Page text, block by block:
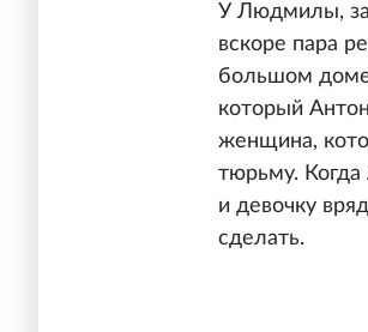
У Людмилы,
вскоре пара
большом доме
который
женщина,
тюрьму. Когда
и девочку
сделать.